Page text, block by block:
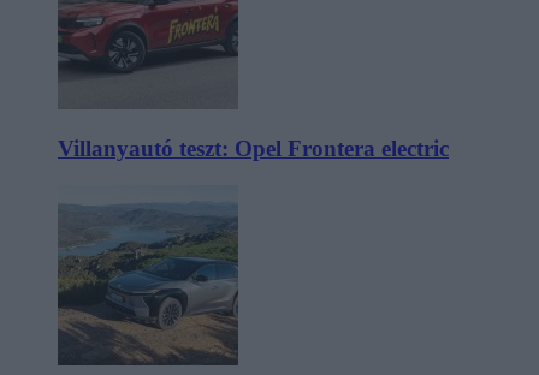
Villanyautó teszt: Opel Frontera electric